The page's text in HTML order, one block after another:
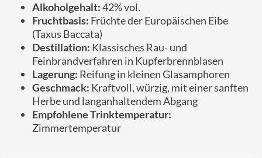
Alkoholgehalt:42% vol.
Fruchtbasis: Früchte der Europäischen Eibe
(Taxus Baccata)
Destillation: Klassisches Rau- und
Feinbrandverfahren in Kupferbrennblasen
Lagerung: Reifung in kleinen Glasamphoren
Geschmack: Kraftvoll, würzig, mit einer sanften
Herbe und langanhaltendem Abgang
Empfohlene Trinktemperatur:
Zimmertemperatur